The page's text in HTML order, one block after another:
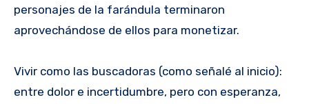
personajes de la farándula terminaron
aprovechándose de ellos para monetizar.
Vivir como las buscadoras (como señalé al inicio):
entre dolor e incertidumbre, pero con esperanza,